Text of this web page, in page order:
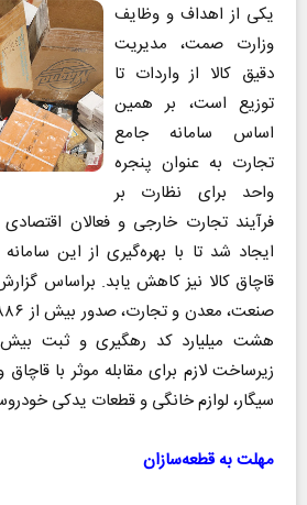
یکی از اهداف و وظایف
وزارت صمت، مدیریت
دقیق کالا از واردات تا
توزیع است، بر همین
اساس سامانه جامع
تجارت به عنوان پنجره
واحد برای نظارت بر
فرآیند تجارت خارجی و فعالان
ایجاد شد تا با بهره‌گیری از این
قاچاق کالا نیز کاهش یابد. براساس
زیرساخت لازم برای مقابله موثر با قاچاق
سیگار، لوازم خانگی و قطعات یدکی
مهلت به قطعه‌سازان